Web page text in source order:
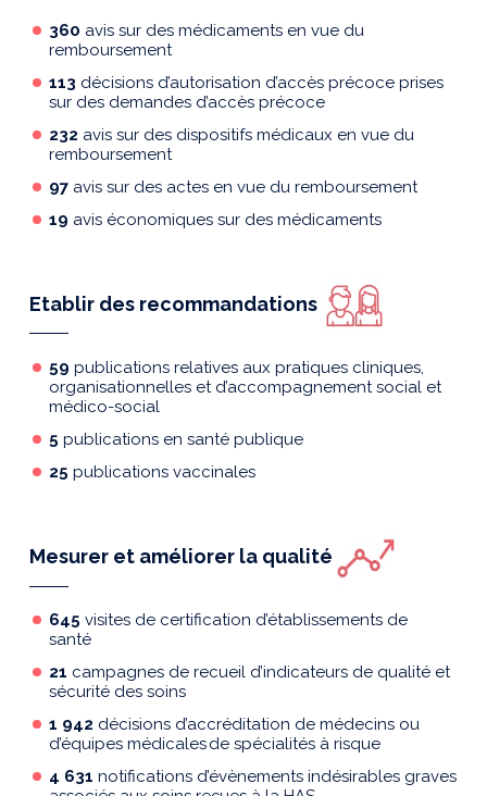
360 avis sur des médicaments en vue du
remboursement
113 décisions d’autorisation d’accès précoce prises
sur des demandes d’accès précoce
232 avis sur des dispositifs médicaux en vue du
remboursement
97 avis sur des actes en vue du remboursement
19 avis économiques sur des médicaments
Etablir des recommandations
59 publications relatives aux pratiques cliniques,
organisationnelles et d’accompagnement social et
médico-social
5 publications en santé publique
25 publications vaccinales
Mesurer et améliorer la qualité
645 visites de certification d’établissements de
santé
21 campagnes de recueil d’indicateurs de qualité et
sécurité des soins
1 942 décisions d’accréditation de médecins ou
d’équipes médicalesde spécialités à risque
4 631 notifications d’évènements indésirables graves